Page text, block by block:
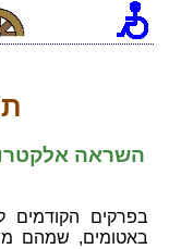
השראה
בפרקים הקודמים
באטומים, שמהם